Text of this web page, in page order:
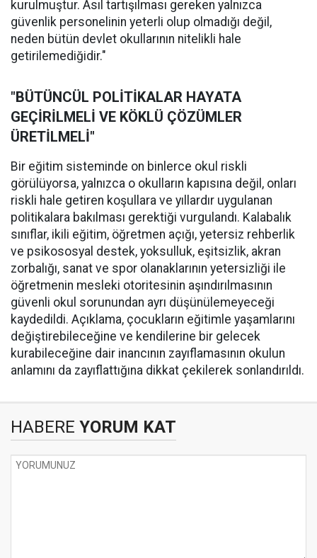
kurulmuştur. Asıl tartışılması gereken yalnızca
güvenlik personelinin yeterli olup olmadığı değil,
neden bütün devlet okullarının nitelikli hale
getirilemediğidir."
"BÜTÜNCÜL POLİTİKALAR HAYATA
GEÇİRİLMELİ VE KÖKLÜ ÇÖZÜMLER
ÜRETİLMELİ"
Bir eğitim sisteminde on binlerce okul riskli
görülüyorsa, yalnızca o okulların kapısına değil, onları
riskli hale getiren koşullara ve yıllardır uygulanan
politikalara bakılması gerektiği vurgulandı. Kalabalık
sınıflar, ikili eğitim, öğretmen açığı, yetersiz rehberlik
ve psikososyal destek, yoksulluk, eşitsizlik, akran
zorbalığı, sanat ve spor olanaklarının yetersizliği ile
öğretmenin mesleki otoritesinin aşındırılmasının
güvenli okul sorunundan ayrı düşünülemeyeceği
kaydedildi. Açıklama, çocukların eğitimle yaşamlarını
değiştirebileceğine ve kendilerine bir gelecek
kurabileceğine dair inancının zayıflamasının okulun
anlamını da zayıflattığına dikkat çekilerek sonlandırıldı.
HABERE YORUM KAT